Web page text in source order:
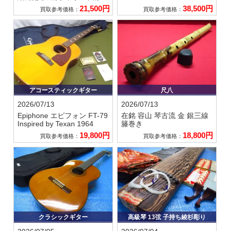
買取参考価格： 21,500円 買取参考価格：38,500円
アコースティックギター
2026/07/13
Epiphone エピフォン FT-79
Inspired by Texan 1964
買取参考価格： 19,800円
尺八
2026/07/13
在銘 容山 琴古流 金 銀三線
籐巻き
買取参考価格： 18,800円
クラシックギター 高級琴 13弦 子持ち綾杉彫り